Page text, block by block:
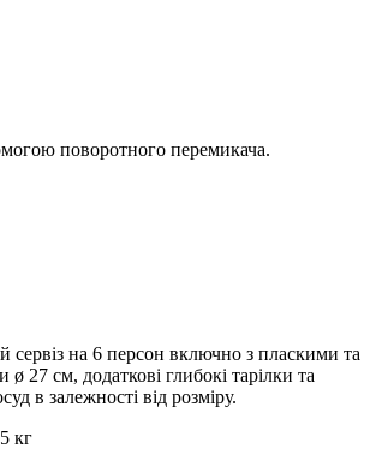
поворотного перемикача.
сервіз на 6 персон включно з пласкими та
27 см, додаткові глибокі тарілки та
в залежності від розміру.
кг